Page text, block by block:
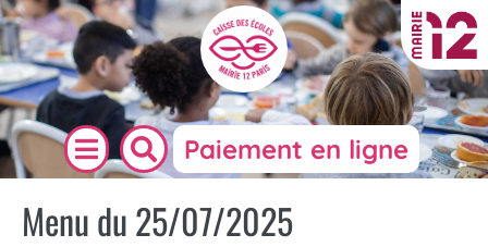
Paiement en ligne
Menu du 25/07/2025